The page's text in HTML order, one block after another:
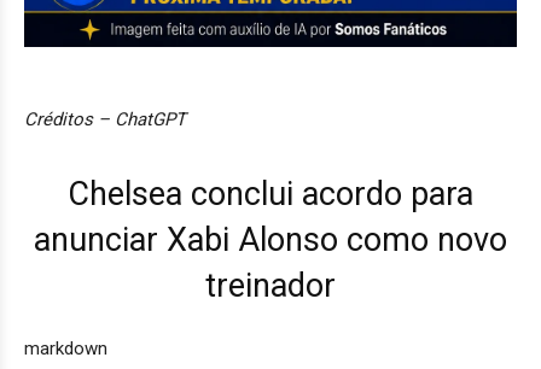
Créditos – ChatGPT
Chelsea conclui acordo para
anunciar Xabi Alonso como novo
treinador
markdown